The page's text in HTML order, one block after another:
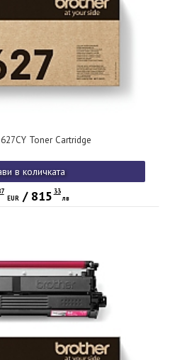
Toner Cartridge
в количката
EUR/ 815 33
лв